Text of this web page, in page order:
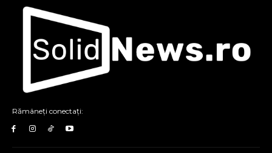
Rămâneți conectați: